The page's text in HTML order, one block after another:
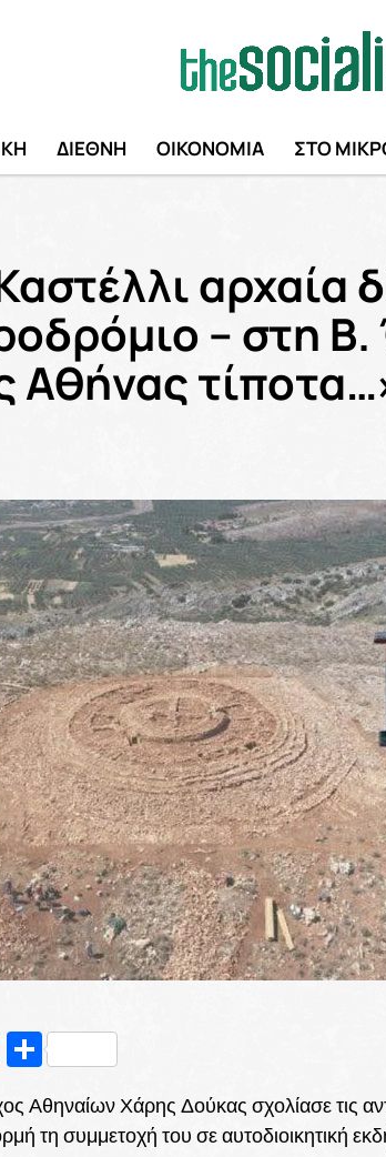
ΔΙΕΘΝΗ ΟΙΚΟΝΟΜΙΑ ΣΤΟ
αρχαία
– στη
Αθήνας
Messenger
Μοιραστείτε
Αθηναίων Χάρης Δούκας σχολίασε τις
τη συμμετοχή του σε αυτοδιοικητική